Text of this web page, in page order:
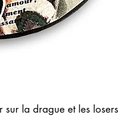
sur la drague et les losers